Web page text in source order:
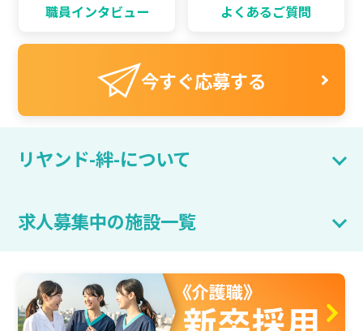
職員インタビュー よくあるご質問
今すぐ応募する
リヤンド-絆-について
求人募集中の施設一覧